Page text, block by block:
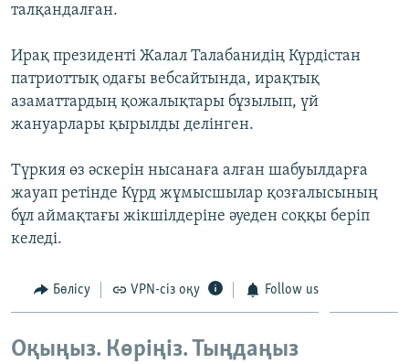
ЖАЗЫЛЫҢЫЗ
Басқа тілдерде
талқандалған.
Ирақ президенті Жалал Талабанидің Күрдістан
патриоттық одағы вебсайтында, ирақтық
азаматтардың қожалықтары бұзылып, үй
жануарлары қырылды делінген.
Түркия өз әскерін нысанаға алған шабуылдарға
жауап ретінде Күрд жұмысшылар қозғалысының
бұл аймақтағы жікшілдеріне әуеден соққы беріп
келеді.
Бөлісу VPN-сіз оқу Follow us
Оқыңыз. Көріңіз. Тыңдаңыз